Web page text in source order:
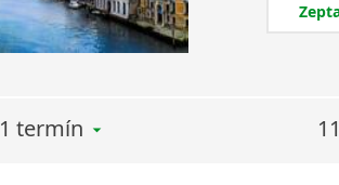
1 termín